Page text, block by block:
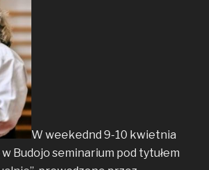
W weekednd 9-10 kwietnia
w Budojo seminarium pod tytułem